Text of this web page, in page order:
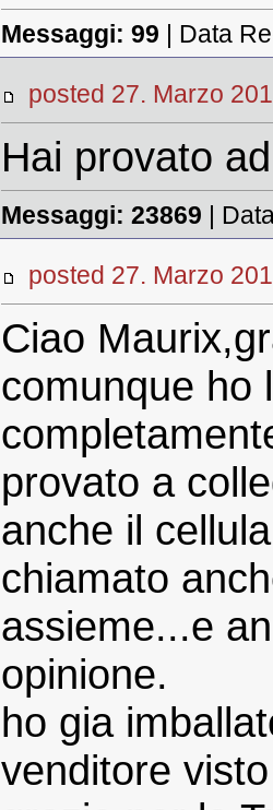
Messaggi: 99 | Data
posted 27. Marzo
Hai provato
Messaggi: 23869 |
posted 27. Marzo
Ciao
comunque ho
provato a
anche il
chiamato
assieme...e
opinione.
ho gia
venditore